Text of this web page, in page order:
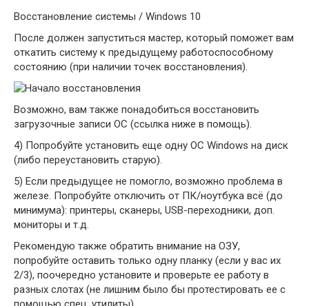
Восстановление системы / Windows 10
После должен запуститься мастер, который поможет вам
откатить систему к предыдущему работоспособному
состоянию (при наличии точек восстановления).
Возможно, вам также понадобиться восстановить
загрузочные записи ОС (ссылка ниже в помощь).
4) Попробуйте установить еще одну ОС Windows на диск
(либо переустановить старую).
5) Если предыдущее не помогло, возможно проблема в
железе. Попробуйте отключить от ПК/ноутбука всё (до
минимума): принтеры, сканеры, USB-переходники, доп.
мониторы и т.д.
Рекомендую также обратить внимание на ОЗУ,
попробуйте оставить только одну планку (если у вас их
2/3), поочередно установите и проверьте ее работу в
разных слотах (не лишним было бы протестировать ее с